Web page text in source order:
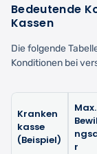
Bedeutende
Kassen
Die folgende
Konditionen bei
Kranken
kasse
(Beispiel)
Max.
r